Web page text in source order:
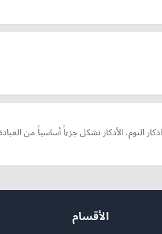
النوم، الأذكار تشكل جزءاً أساسياً من
الأقسام